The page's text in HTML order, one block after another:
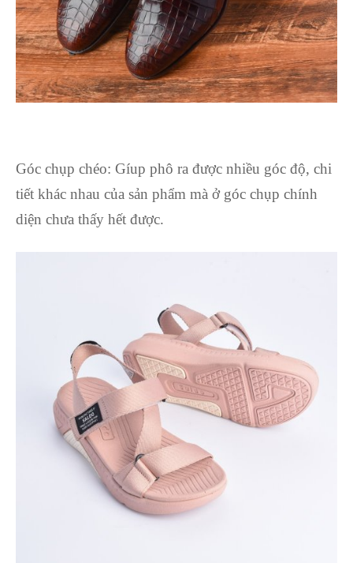
Góc chụp chéo: Gíup phô ra được nhiều góc độ, chi
tiết khác nhau của sản phẩm mà ở góc chụp chính
diện chưa thấy hết được.